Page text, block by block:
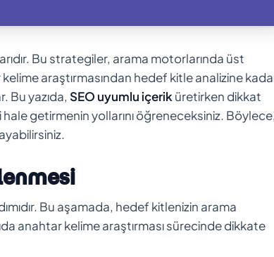
Bu strategiler, arama motorlarında üst
araştırmasından hedef kitle analizine
Bu yazıda, SEO uyumlu içerik üretirken dikkat
getirmenin yollarını öğreneceksiniz. Böylece,
Bu aşamada, hedef kitlenizin arama
anahtar kelime araştırması sürecinde dikkate